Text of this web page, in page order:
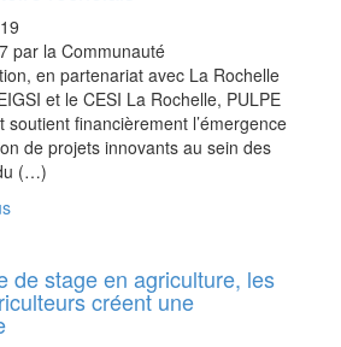
par la Communauté
en partenariat avec La Rochelle
et le CESI La Rochelle, PULPE
soutient financièrement l’émergence
de projets innovants au sein des
(…)
de stage en agriculture, les
créent une